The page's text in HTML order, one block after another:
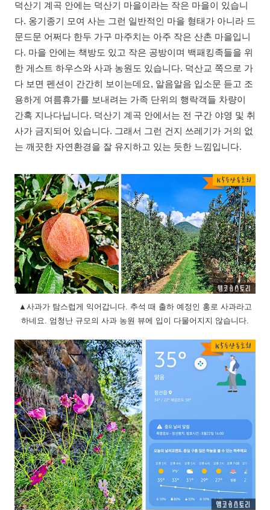
덕산기 계곡 안에는 덕산기 마을이라는 작은 마을이 있습니
다. 옹기종기 모여 사는 그런 일반적인 마을 형태가 아니라 드
문드문 어쩌다 한두 가구 마주치는 아주 작은 산촌 마을입니
다. 마을 안에는 책방도 있고 작은 공방이며 백패킹족들을 위
한 게스트 하우스와 사과 농원도 있습니다. 덕산교 쪽으로 가
다 보면 펜션이 간간히 보이는데요, 알음알음 입소문 듣고 조
용하게 여름휴가를 보내려는 가족 단위의 행락객들 차량이
간혹 지나다닙니다. 덕산기 계곡 안에서는 전 구간 야영 및 취
사가 금지되어 있습니다. 그래서 그런 건지 쓰레기가 거의 없
는 깨끗한 자연환경을 잘 유지하고 있는 듯한 느낌입니다.
▲사과가 탐스럽게 익어갑니다. 추석 때 출하 예정인 홍로 사과라고
하네요. 엄청난 규모의 사과 농원 뷰에 입이 다물어지지 않습니다.